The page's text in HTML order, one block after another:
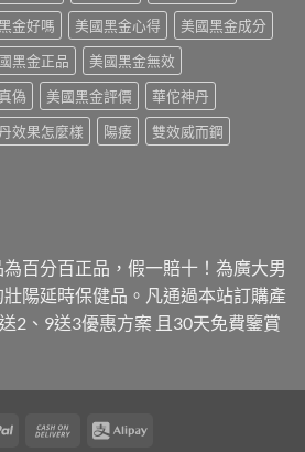
金好嗎 美國黑金心得
美國黑金成分
黑金正品
美國黑金無效
偽 美國黑金評價
華佗神丹
效果怎麼樣 陽痿 雙效威而鋼
百分百正品，假一賠十！為廣大男
陽延時保健品。凡通過本站訂購產
2、9送3優惠方案 且30天免費鑒賞
PayPal
Cash
Alipay